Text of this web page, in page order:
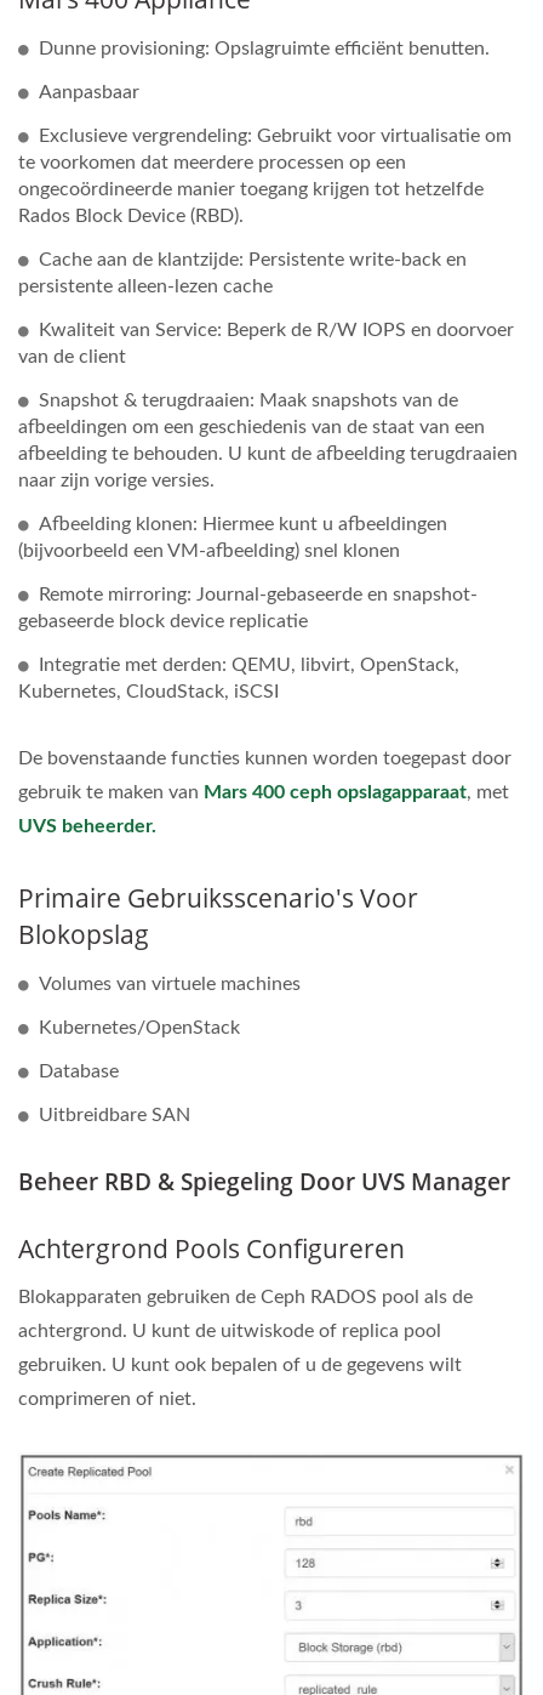
Dunne provisioning: Opslagruimte efficiënt benutten.
Aanpasbaar
Exclusieve vergrendeling: Gebruikt voor virtualisatie om
te voorkomen dat meerdere processen op een
ongecoördineerde manier toegang krijgen tot hetzelfde
Rados Block Device (RBD).
Cache aan de klantzijde: Persistente write-back en
persistente alleen-lezen cache
Kwaliteit van Service: Beperk de R/W IOPS en doorvoer
van de client
Snapshot & terugdraaien: Maak snapshots van de
afbeeldingen om een geschiedenis van de staat van een
afbeelding te behouden. U kunt de afbeelding terugdraaien
naar zijn vorige versies.
Afbeelding klonen: Hiermee kunt u afbeeldingen
(bijvoorbeeld een VM-afbeelding) snel klonen
Remote mirroring: Journal-gebaseerde en snapshot-
gebaseerde block device replicatie
Integratie met derden: QEMU, libvirt, OpenStack,
Kubernetes, CloudStack, iSCSI
De bovenstaande functies kunnen worden toegepast door
gebruik te maken van Mars 400 ceph opslagapparaat, met
UVS beheerder.
Primaire Gebruiksscenario's Voor
Blokopslag
Volumes van virtuele machines
Kubernetes/OpenStack
Database
Uitbreidbare SAN
Beheer RBD & Spiegeling Door UVS Manager
Achtergrond Pools Configureren
Blokapparaten gebruiken de Ceph RADOS pool als de
achtergrond. U kunt de uitwiskode of replica pool
gebruiken. U kunt ook bepalen of u de gegevens wilt
comprimeren of niet.